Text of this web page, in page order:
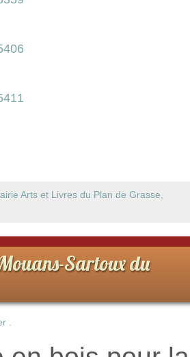
Arts et Livres du Plan de Grasse,
Sartoux du
.